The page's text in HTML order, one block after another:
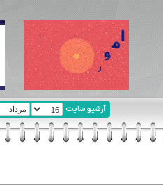
آرشیو سایت